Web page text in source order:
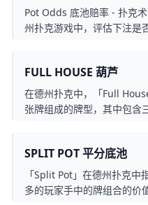
见，因为玩家试图摆脱对手
Pot Odds 底池赔率 - 扑克
州扑克游戏中，评估下注是
FULL HOUSE 葫芦
在德州扑克中，「Full
张牌组成的牌型，其中包含
SPLIT POT 平分底池
「Split Pot」在德州扑克中
多的玩家手中的牌组合的价